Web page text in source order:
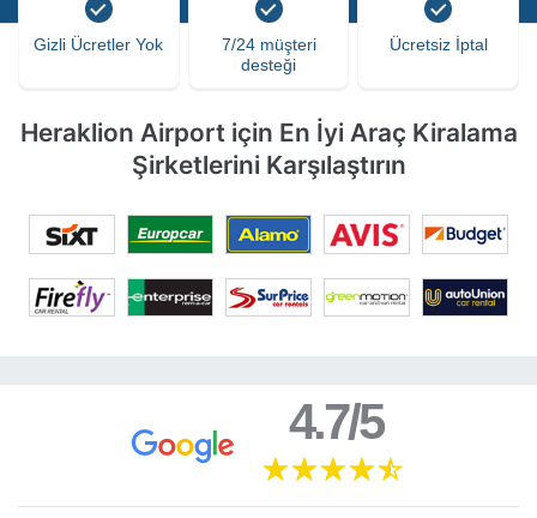
Gizli Ücretler Yok
7/24 müşteri
desteği
Ücretsiz İptal
Heraklion Airport için En İyi Araç Kiralama
Şirketlerini Karşılaştırın
4.7/5